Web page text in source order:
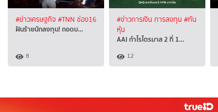
#ข่าวเศรษฐกิจ #TNN ช่อง16
ฝันร้ายนักลงทุน! ถอดบ…
8
#ข่าวการเงิน การลงทุน #ทัน
หุ้น
AAI กำไรไตรมาส 2 ที่ 1…
12